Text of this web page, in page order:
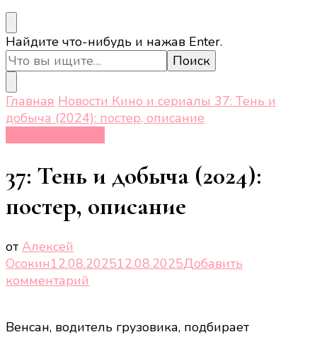
Ищите
что-
то?
Найдите что-нибудь и нажав Enter.
Главная Новости Кино и сериалы 37: Тень и
добыча (2024): постер, описание
37: Тень и добыча (2024):
постер, описание
от Алексей
Осокин12.08.202512.08.2025Добавить
комментарий
Тень
Венсан, водитель грузовика, подбирает